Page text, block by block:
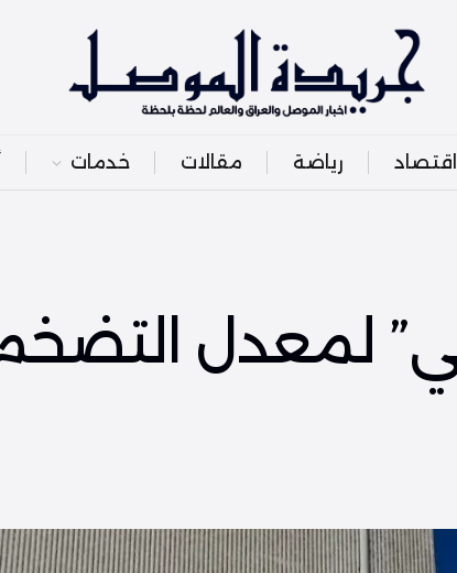
اقتصاد رياضة مقالات خدمات
لمعدل